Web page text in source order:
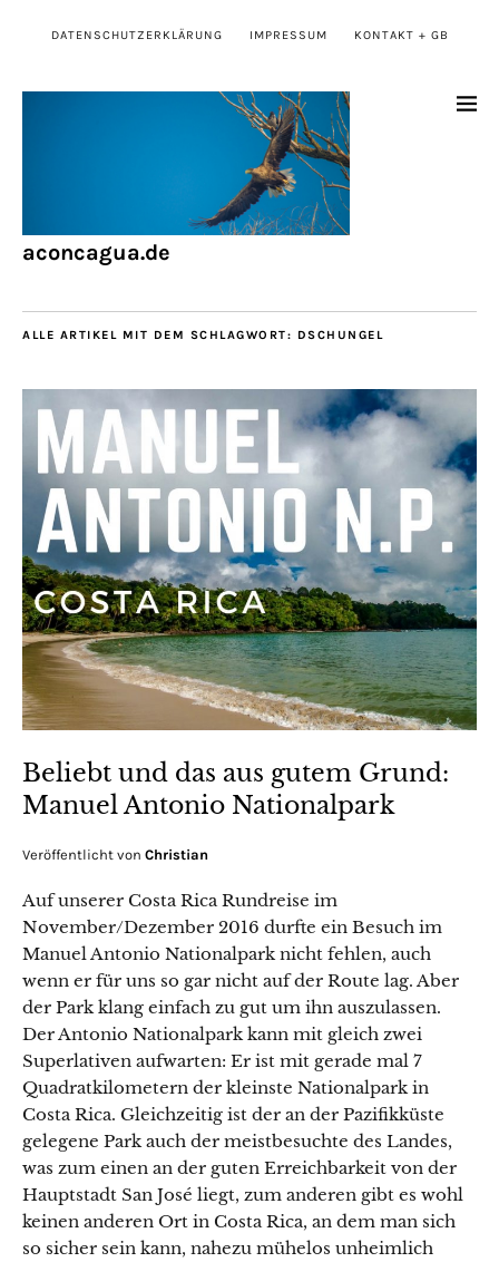
DATENSCHUTZERKLÄRUNG IMPRESSUM KONTAKT + GB
aconcagua.de
ALLE ARTIKEL MIT DEM SCHLAGWORT: DSCHUNGEL
Beliebt und das aus gutem Grund:
Manuel Antonio Nationalpark
Veröffentlicht von Christian
Auf unserer Costa Rica Rundreise im
November/Dezember 2016 durfte ein Besuch im
Manuel Antonio Nationalpark nicht fehlen, auch
wenn er für uns so gar nicht auf der Route lag. Aber
der Park klang einfach zu gut um ihn auszulassen.
Der Antonio Nationalpark kann mit gleich zwei
Superlativen aufwarten: Er ist mit gerade mal 7
Quadratkilometern der kleinste Nationalpark in
Costa Rica. Gleichzeitig ist der an der Pazifikküste
gelegene Park auch der meistbesuchte des Landes,
was zum einen an der guten Erreichbarkeit von der
Hauptstadt San José liegt, zum anderen gibt es wohl
keinen anderen Ort in Costa Rica, an dem man sich
so sicher sein kann, nahezu mühelos unheimlich